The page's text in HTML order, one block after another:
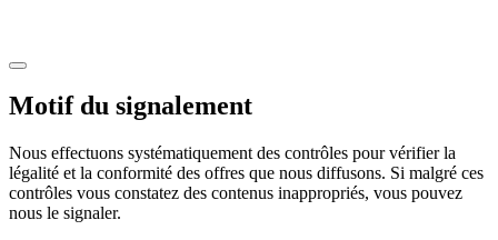
Motif du signalement
Nous effectuons systématiquement des contrôles pour vérifier la
légalité et la conformité des offres que nous diffusons. Si malgré ces
contrôles vous constatez des contenus inappropriés, vous pouvez
nous le signaler.